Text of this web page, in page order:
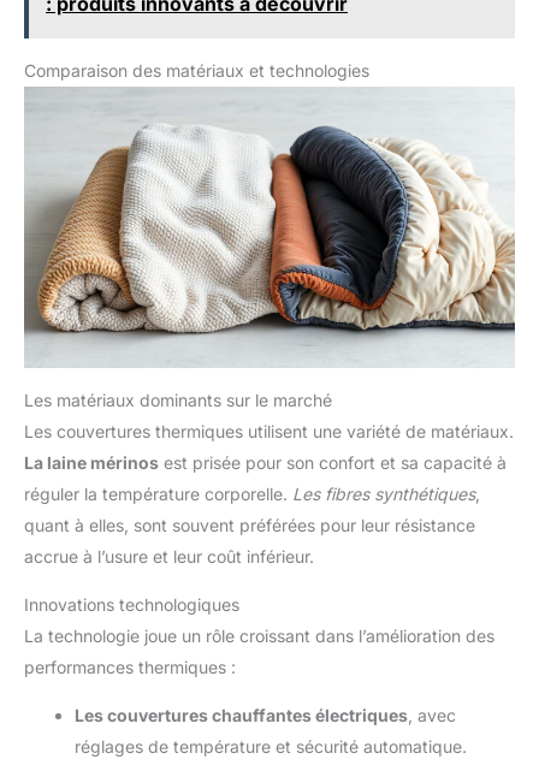
DESIGN MULTIFONCTIONNEL :
couvertures en mylar peut être
utilisée comme un signal de
recherche et de sauvetage.
Elles peuvent également être
utilisées pour créer un abri
d'urgence dans des situations
où aucun autre abri n'est
disponible. Elles sont
imperméables, coupe-vent et
indéchirables, ce qui en fait un
outil idéal pour se protéger
contre la pluie, la neige et le
vent dans les situations
extérieures.
Comparaison des matériaux et technologies
Les matériaux dominants sur le marché
Les couvertures thermiques utilisent une variété de matériaux.
La laine mérinos est prisée pour son confort et sa capacité à
réguler la température corporelle. Les fibres synthétiques,
quant à elles, sont souvent préférées pour leur résistance
accrue à l’usure et leur coût inférieur.
Innovations technologiques
La technologie joue un rôle croissant dans l’amélioration des
performances thermiques :
Les couvertures chauffantes électriques , avec
réglages de température et sécurité automatique.